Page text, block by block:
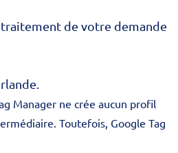
traitement de votre demande
Manager ne crée aucun profil
Toutefois, Google Tag